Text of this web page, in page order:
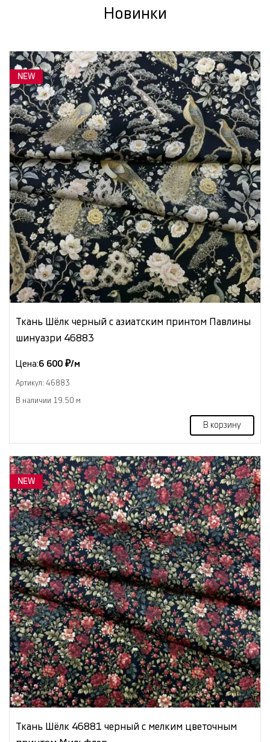
Новинки
NEW
Ткань Шёлк черный с азиатским принтом Павлины
шинуазри 46883
Цена:6 600 ₽/м
Артикул: 46883
В наличии 19.50 м
В корзину
NEW
Ткань Шёлк 46881 черный с мелким цветочным